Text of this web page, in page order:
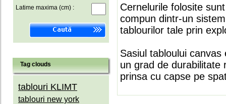
Latime maxima (cm) :
Tag clouds
tablouri KLIMT
tablouri new york
Cernelurile folosite
compun dintr-un
tablourilor tale prin
Sasiul tabloului
un grad de durabilitate
prinsa cu capse pe